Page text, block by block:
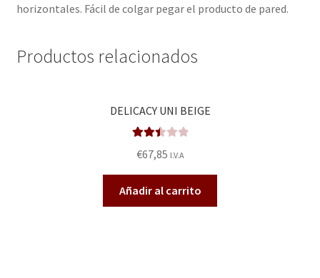
horizontales. Fácil de colgar pegar el producto de pared.
Productos relacionados
DELICACY UNI BEIGE
do en
2.50
de 5
€67,85 I.V.A
Añadir al carrito